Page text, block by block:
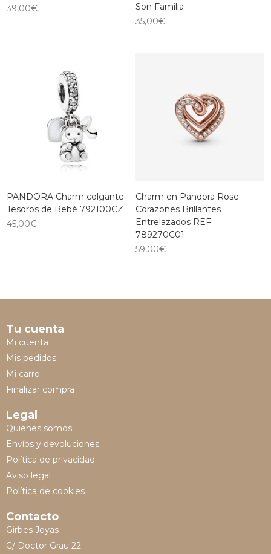
39,00€
Son Familia
35,00€
PANDORA Charm colgante
Tesoros de Bebé 792100CZ
45,00€
Charm en Pandora Rose
Corazones Brillantes
Entrelazados REF.
789270C01
59,00€
Tu cuenta
Mi cuenta
Mis pedidos
Mi carro
Finalizar compra
Legal
Quienes somos
Envíos y devoluciones
Política de privacidad
Aviso legal
Política de cookies
Contacto
Girbes Joyas
C/ Doctor Grau 22